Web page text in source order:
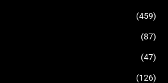
(459)
(87)
(47)
(126)